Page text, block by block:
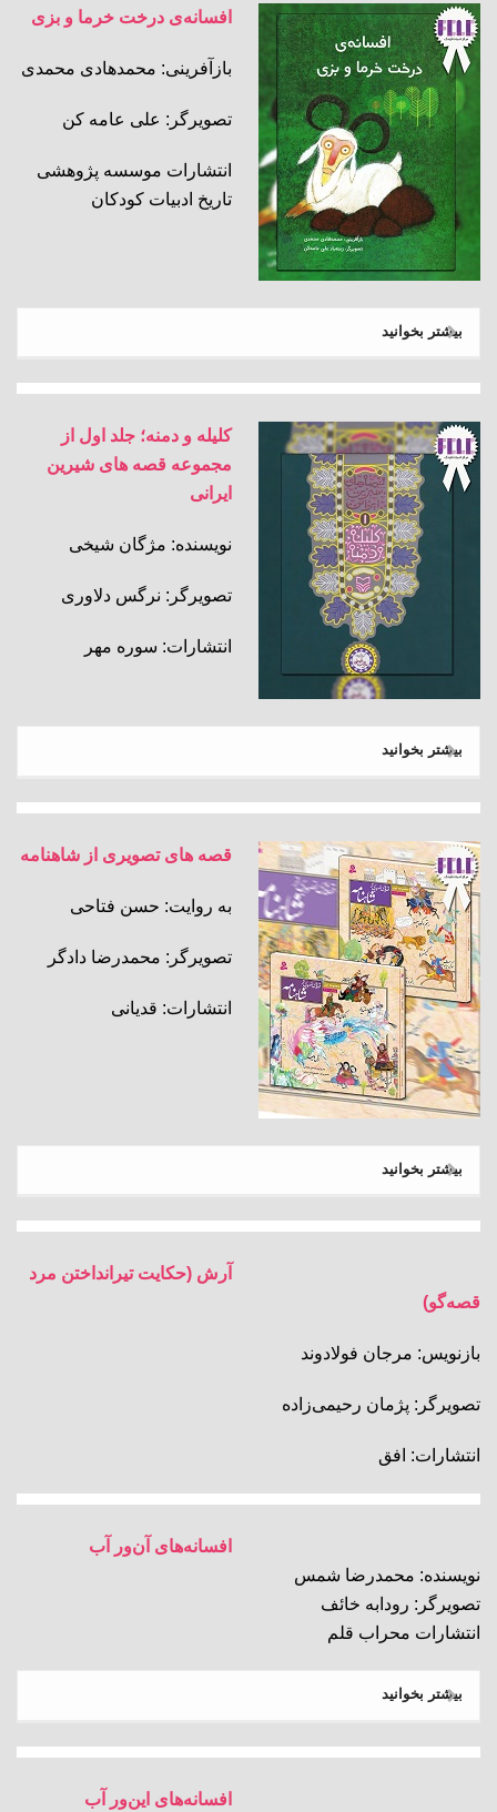
افسانه‌ی درخت خرما و بزی
بازآفرینی: محمدهادی محمدی
تصویرگر: علی عامه کن
انتشارات موسسه پژوهشی
تاریخ ادبیات کودکان
بیشتر بخوانید
کلیله و دمنه؛ جلد اول از
مجموعه قصه های شیرین
ایرانی
نویسنده: مژگان شیخی
تصویرگر: نرگس دلاوری
انتشارات: سوره مهر
بیشتر بخوانید
قصه های تصویری از شاهنامه
به روایت: حسن فتاحی
تصویرگر: محمدرضا دادگر
انتشارات: قدیانی
بیشتر بخوانید
آرش (حکایت تیرانداختن مرد
قصه‌گو)
بازنویس: مرجان فولادوند
تصویرگر: پژمان رحیمی‌زاده
انتشارات: افق
افسانه‌های آن‌ور آب
نویسنده: محمدرضا شمس
تصویرگر: رودابه خائف
انتشارات محراب قلم
بیشتر بخوانید
افسانه‌های این‌ور آب